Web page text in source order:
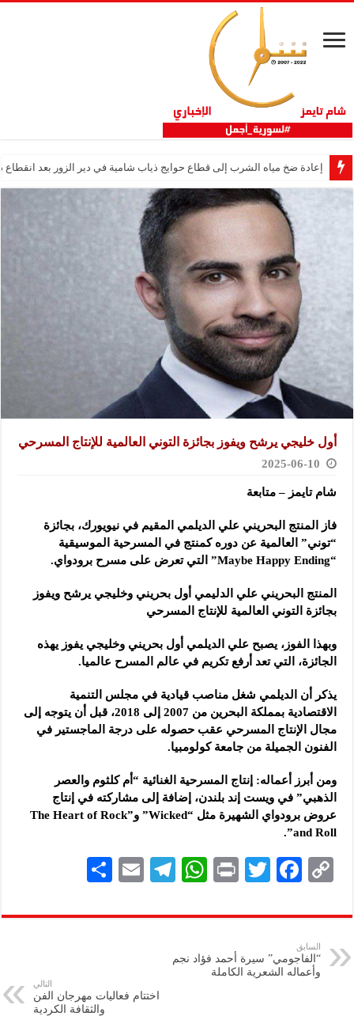
إعادة ضخ مياه الشرب إلى قطاع حوايج ذياب شامية في دير الزور بعد انقطاع دام 12
أول خليجي يرشح ويفوز بجائزة التوني العالمية للإنتاج المسرحي
2025-06-10
شام تايمز – متابعة
فاز المنتج البحريني علي الديلمي المقيم في نيويورك، بجائزة
“توني” العالمية عن دوره كمنتج في المسرحية الموسيقية
“Maybe Happy Ending” التي تعرض على مسرح برودواي.
المنتج البحريني علي الدليمي أول بحريني وخليجي يرشح ويفوز
بجائزة التوني العالمية للإنتاج المسرحي
وبهذا الفوز، يصبح علي الديلمي أول بحريني وخليجي يفوز يهذه
الجائزة، التي تعد أرفع تكريم في عالم المسرح عالميا.
يذكر أن الديلمي شغل مناصب قيادية في مجلس التنمية
الاقتصادية بمملكة البحرين من 2007 إلى 2018، قبل أن يتوجه إلى
مجال الإنتاج المسرحي عقب حصوله على درجة الماجستير في
الفنون الجميلة من جامعة كولومبيا.
ومن أبرز أعماله: إنتاج المسرحية الغنائية “أم كلثوم والعصر
الذهبي” في ويست إند بلندن، إضافة إلى مشاركته في إنتاج
عروض برودواي الشهيرة مثل “Wicked” و”The Heart of Rock
and Roll”.
C
p
y
Li
F
eb
k
T
tt
er
P
nt
W
at
A
Te
gr
E
ai
ar
السابق
“الفاجومي” سيرة أحمد فؤاد نجم
وأعماله الشعرية الكاملة
التالي
اختتام فعاليات مهرجان الفن
والثقافة الكردية